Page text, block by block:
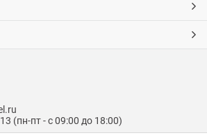
(пн-пт - с 09:00 до 18:00)